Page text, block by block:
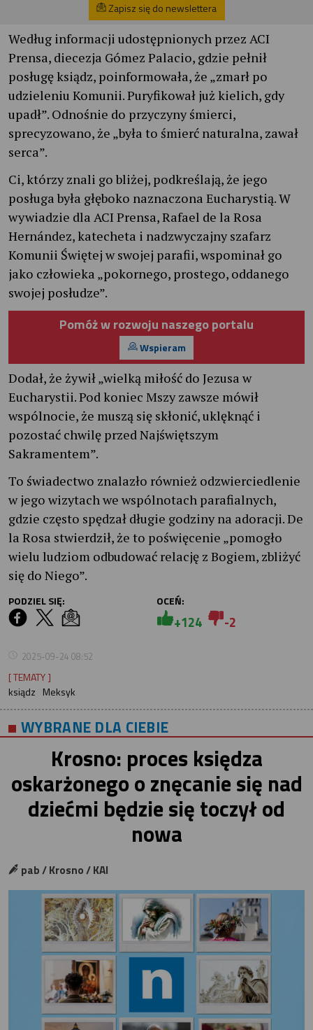
Zapisz się do newslettera
Według informacji udostępnionych przez ACI
Prensa, diecezja Gómez Palacio, gdzie pełnił
posługę ksiądz, poinformowała, że ​​„zmarł po
udzieleniu Komunii. Puryfikował już kielich, gdy
upadł”. Odnośnie do przyczyny śmierci,
sprecyzowano, że „była to śmierć naturalna, zawał
serca”.
Ci, którzy znali go bliżej, podkreślają, że jego
posługa była głęboko naznaczona Eucharystią. W
wywiadzie dla ACI Prensa, Rafael de la Rosa
Hernández, katecheta i nadzwyczajny szafarz
Komunii Świętej w swojej parafii, wspominał go
jako człowieka „pokornego, prostego, oddanego
swojej posłudze”.
Pomóż w rozwoju naszego portalu
Wspieram
Dodał, że żywił „wielką miłość do Jezusa w
Eucharystii. Pod koniec Mszy zawsze mówił
wspólnocie, że muszą się skłonić, uklęknąć i
pozostać chwilę przed Najświętszym
Sakramentem”.
To świadectwo znalazło również odzwierciedlenie
w jego wizytach we wspólnotach parafialnych,
gdzie często spędzał długie godziny na adoracji. De
la Rosa stwierdził, że to poświęcenie „pomogło
wielu ludziom odbudować relację z Bogiem, zbliżyć
się do Niego”.
PODZIEL SIĘ: OCEŃ:
+124 -2
2025-09-24 08:52
[ TEMATY ]
ksiądz Meksyk
WYBRANE DLA CIEBIE
Krosno: proces księdza
oskarżonego o znęcanie się nad
dziećmi będzie się toczył od
nowa
pab / Krosno / KAI